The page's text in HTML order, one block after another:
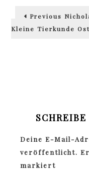
Previous
Kleine Tierkunde
Deine E-Mail-
veröffentlicht.
markiert